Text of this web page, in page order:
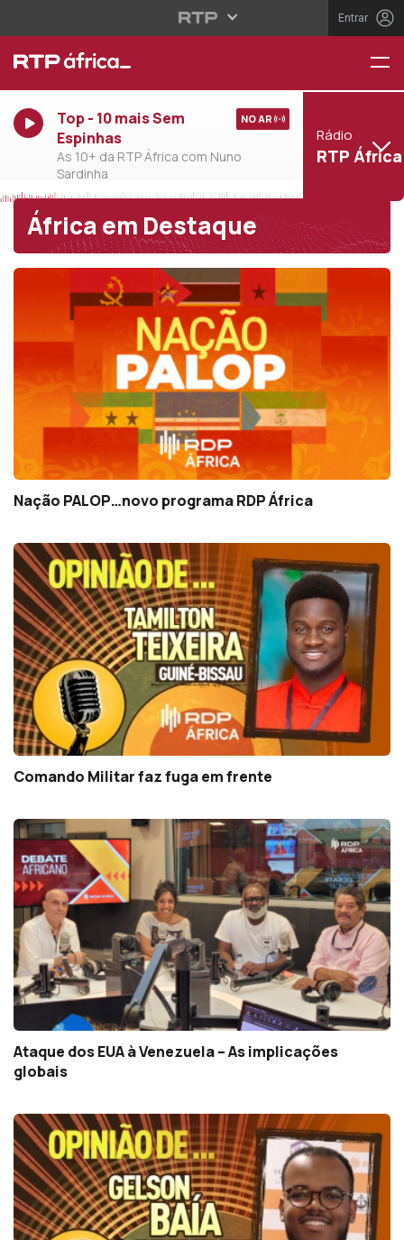
Entrar
Top - 10 mais Sem
Espinhas
As 10+ da RTP África com Nuno
Sardinha
NO AR
Rádio
RTP África
África em Destaque
Nação PALOP…novo programa RDP África
Comando Militar faz fuga em frente
Ataque dos EUA à Venezuela – As implicações
globais